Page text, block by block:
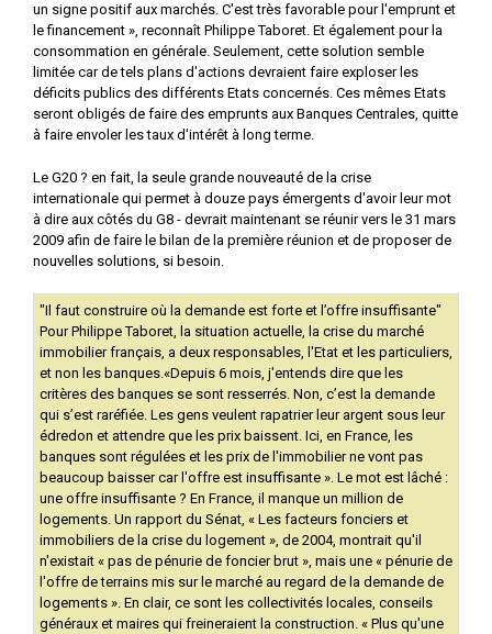
un signe positif aux marchés. C'est très favorable pour l'emprunt et
le financement », reconnaît Philippe Taboret. Et également pour la
consommation en générale. Seulement, cette solution semble
limitée car de tels plans d'actions devraient faire exploser les
déficits publics des différents Etats concernés. Ces mêmes Etats
seront obligés de faire des emprunts aux Banques Centrales, quitte
à faire envoler les taux d'intérêt à long terme.
Le G20 ? en fait, la seule grande nouveauté de la crise
internationale qui permet à douze pays émergents d'avoir leur mot
à dire aux côtés du G8 - devrait maintenant se réunir vers le 31 mars
2009 afin de faire le bilan de la première réunion et de proposer de
nouvelles solutions, si besoin.
"Il faut construire où la demande est forte et l’offre insuffisante"
Pour Philippe Taboret, la situation actuelle, la crise du marché
immobilier français, a deux responsables, l'Etat et les particuliers,
et non les banques.«Depuis 6 mois, j'entends dire que les
critères des banques se sont resserrés. Non, c’est la demande
qui s’est raréfiée. Les gens veulent rapatrier leur argent sous leur
édredon et attendre que les prix baissent. Ici, en France, les
banques sont régulées et les prix de l'immobilier ne vont pas
beaucoup baisser car l'offre est insuffisante ». Le mot est lâché :
une offre insuffisante ? En France, il manque un million de
logements. Un rapport du Sénat, « Les facteurs fonciers et
immobiliers de la crise du logement », de 2004, montrait qu'il
n'existait « pas de pénurie de foncier brut », mais une « pénurie de
l'offre de terrains mis sur le marché au regard de la demande de
logements ». En clair, ce sont les collectivités locales, conseils
généraux et maires qui freineraient la construction. « Plus qu'une